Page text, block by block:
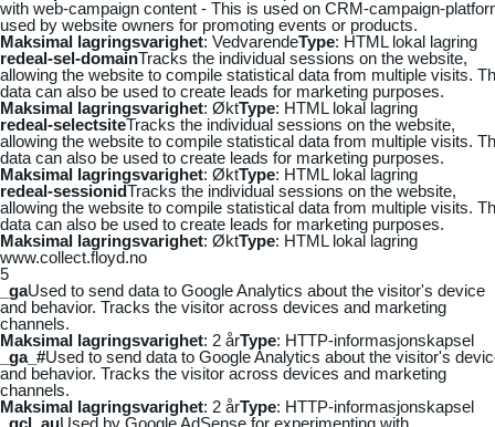
with web-campaign content - This is used on CRM-campaign-
used by website owners for promoting events or products.
Maksimal lagringsvarighet: VedvarendeType: HTML lokal lagring
redeal-sel-domainTracks the individual sessions on the website,
allowing the website to compile statistical data from multiple visits.
data can also be used to create leads for marketing purposes.
Maksimal lagringsvarighet: ØktType: HTML lokal lagring
redeal-selectsiteTracks the individual sessions on the website,
allowing the website to compile statistical data from multiple visits.
data can also be used to create leads for marketing purposes.
Maksimal lagringsvarighet: ØktType: HTML lokal lagring
redeal-sessionidTracks the individual sessions on the website,
allowing the website to compile statistical data from multiple visits.
data can also be used to create leads for marketing purposes.
Maksimal lagringsvarighet: ØktType: HTML lokal lagring
www.collect.floyd.no
5
_gaUsed to send data to Google Analytics about the visitor's device
and behavior. Tracks the visitor across devices and marketing
channels.
Maksimal lagringsvarighet: 2 årType: HTTP-informasjonskapsel
_ga_#Used to send data to Google Analytics about the visitor's
and behavior. Tracks the visitor across devices and marketing
channels.
Maksimal lagringsvarighet: 2 årType: HTTP-informasjonskapsel
_gcl_auUsed by Google AdSense for experimenting with